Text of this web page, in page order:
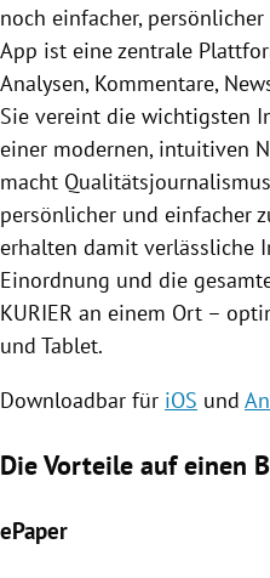
noch einfacher,
App ist eine zentrale
Analysen, Kommentare,
Sie vereint die wichtigsten
einer modernen, intuitiven
macht
persönlicher und einfacher
erhalten damit verlässliche
Einordnung und die
KURIER an einem Ort –
und Tablet.
Downloadbar für iOS und
Die Vorteile auf einen
ePaper